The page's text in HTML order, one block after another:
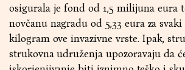
osigurala je fond od 1,5 milijuna eura
novčanu nagradu od 5,33 eura za
kilogram ove invazivne vrste. Ipak,
strukovna udruženja upozoravaju da